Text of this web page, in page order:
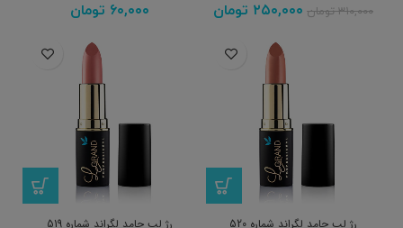
۳۱۰,۰۰۰ تومان ۲۵۰,۰۰۰ تومان ۶۰,۰۰۰ تومان
رژ لب جامد لگراند شماره 520 رژ لب جامد لگراند شماره 519